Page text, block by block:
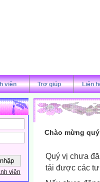
viên Trợ giúp Liên
viên
Chào mừng
Quý vị chưa
tải được các